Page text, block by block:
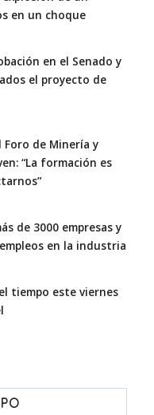
en un choque
en el Senado y
el proyecto de
de Minería y
“La formación es
de 3000 empresas y
en la industria
tiempo este viernes